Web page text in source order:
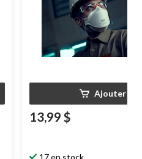
Ajouter
13,99 $
17 en stock